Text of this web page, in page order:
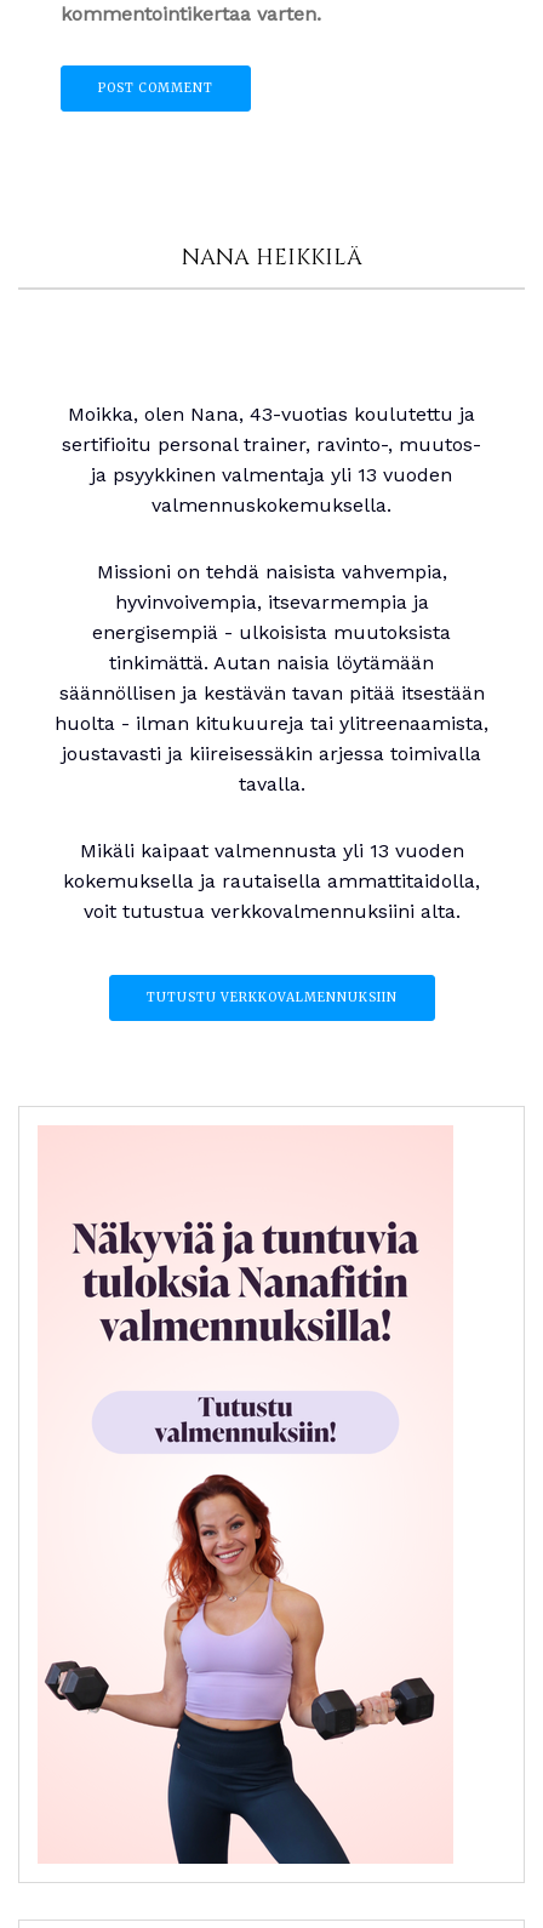
kommentointikertaa varten.
NANA HEIKKILÄ
Moikka, olen Nana, 43-vuotias koulutettu ja
sertifioitu personal trainer, ravinto-, muutos-
ja psyykkinen valmentaja yli 13 vuoden
valmennuskokemuksella.
Missioni on tehdä naisista vahvempia,
hyvinvoivempia, itsevarmempia ja
energisempiä - ulkoisista muutoksista
tinkimättä. Autan naisia löytämään
säännöllisen ja kestävän tavan pitää itsestään
huolta - ilman kitukuureja tai ylitreenaamista,
joustavasti ja kiireisessäkin arjessa toimivalla
tavalla.
Mikäli kaipaat valmennusta yli 13 vuoden
kokemuksella ja rautaisella ammattitaidolla,
voit tutustua verkkovalmennuksiini alta.
TUTUSTU VERKKOVALMENNUKSIIN